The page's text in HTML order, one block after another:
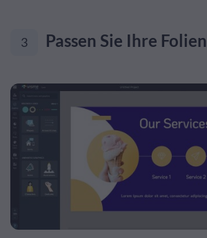
3 Passen Sie Ihre